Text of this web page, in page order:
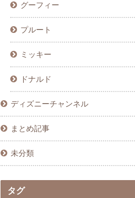
グーフィー
プルート
ミッキー
ドナルド
ディズニーチャンネル
まとめ記事
未分類
タグ